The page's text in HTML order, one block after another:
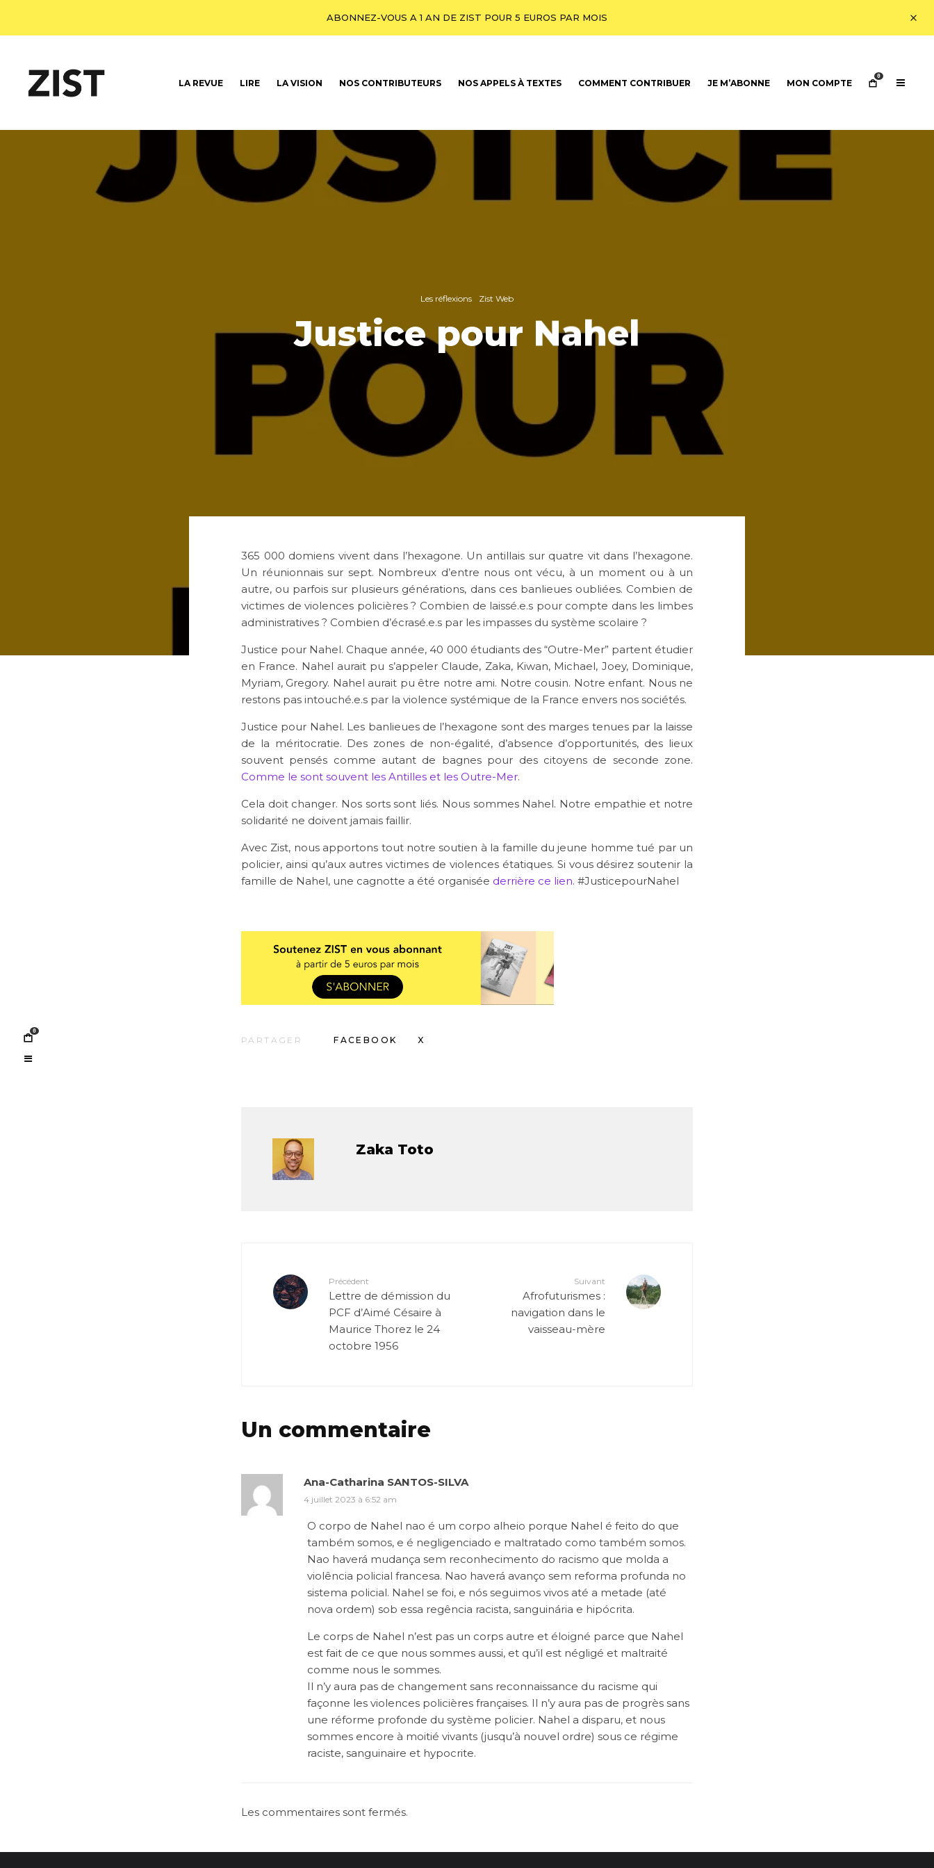
ABONNEZ-VOUS A 1 AN DE ZIST POUR 5 EUROS PAR MOIS
LA REVUE LIRE LA VISION NOS CONTRIBUTEURS NOS APPELS À TEXTES COMMENT CONTRIBUER JE M’ABONNE MON COMPTE
0
Les réflexions Zist Web
Justice pour Nahel
365 000 domiens vivent dans l’hexagone. Un antillais sur quatre vit dans l’hexagone.
Un réunionnais sur sept. Nombreux d’entre nous ont vécu, à un moment ou à un
autre, ou parfois sur plusieurs générations, dans ces banlieues oubliées. Combien de
victimes de violences policières ? Combien de laissé.e.s pour compte dans les limbes
administratives ? Combien d’écrasé.e.s par les impasses du système scolaire ?
Justice pour Nahel. Chaque année, 40 000 étudiants des “Outre-Mer” partent étudier
en France. Nahel aurait pu s’appeler Claude, Zaka, Kiwan, Michael, Joey, Dominique,
Myriam, Gregory. Nahel aurait pu être notre ami. Notre cousin. Notre enfant. Nous ne
restons pas intouché.e.s par la violence systémique de la France envers nos sociétés.
Justice pour Nahel. Les banlieues de l’hexagone sont des marges tenues par la laisse
de la méritocratie. Des zones de non-égalité, d’absence d’opportunités, des lieux
souvent pensés comme autant de bagnes pour des citoyens de seconde zone.
Comme le sont souvent les Antilles et les Outre-Mer.
Cela doit changer. Nos sorts sont liés. Nous sommes Nahel. Notre empathie et notre
solidarité ne doivent jamais faillir.
Avec Zist, nous apportons tout notre soutien à la famille du jeune homme tué par un
policier, ainsi qu’aux autres victimes de violences étatiques. Si vous désirez soutenir la
famille de Nahel, une cagnotte a été organisée derrière ce lien. #JusticepourNahel
PARTAGER FACEBOOK X
Zaka Toto
Précédent
Lettre de démission du
PCF d’Aimé Césaire à
Maurice Thorez le 24
octobre 1956
Suivant
Afrofuturismes :
navigation dans le
vaisseau-mère
Un commentaire
Ana-Catharina SANTOS-SILVA
4 juillet 2023 à 6:52 am
O corpo de Nahel nao é um corpo alheio porque Nahel é feito do que
também somos, e é negligenciado e maltratado como também somos.
Nao haverá mudança sem reconhecimento do racismo que molda a
violência policial francesa. Nao haverá avanço sem reforma profunda no
sistema policial. Nahel se foi, e nós seguimos vivos até a metade (até
nova ordem) sob essa regência racista, sanguinária e hipócrita.
Le corps de Nahel n’est pas un corps autre et éloigné parce que Nahel
est fait de ce que nous sommes aussi, et qu’il est négligé et maltraité
comme nous le sommes.
Il n’y aura pas de changement sans reconnaissance du racisme qui
façonne les violences policières françaises. Il n’y aura pas de progrès sans
une réforme profonde du système policier. Nahel a disparu, et nous
sommes encore à moitié vivants (jusqu’à nouvel ordre) sous ce régime
raciste, sanguinaire et hypocrite.
Les commentaires sont fermés.
0